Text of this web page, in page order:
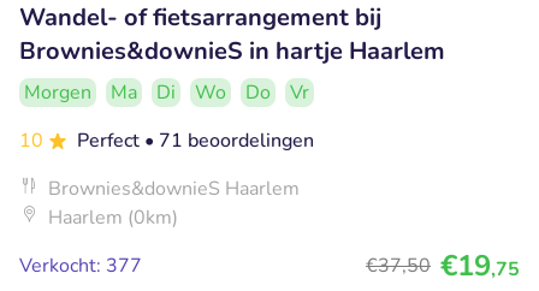
Wandel- of fietsarrangement bij
Brownies&downieS in hartje Haarlem
Morgen Ma Di Wo Do
Vr
10
Perfect • 71 beoordelingen
Brownies&downieS Haarlem
Haarlem (0km)
Verkocht: 377
€37,50 €19,75